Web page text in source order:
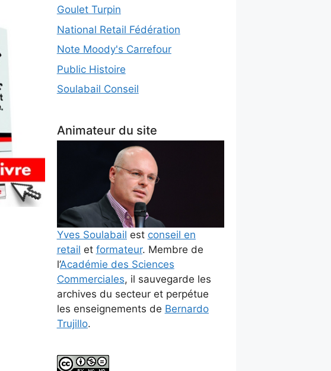
Goulet Turpin
National Retail Fédération
Note Moody's Carrefour
Public Histoire
Soulabail Conseil
Animateur du site
Yves Soulabail est conseil en
retail et formateur. Membre de
l’Académie des Sciences
Commerciales, il sauvegarde les
archives du secteur et perpétue
les enseignements de Bernardo
Trujillo.